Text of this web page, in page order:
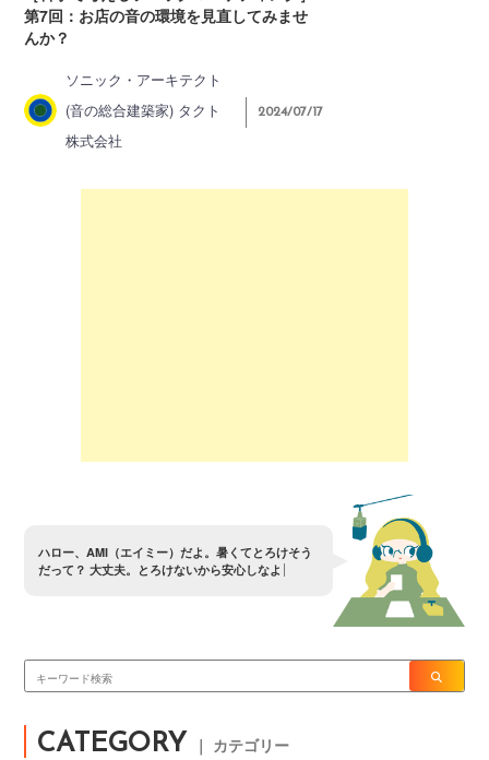
第7回：お店の音の環境を見直してみませ
んか？
ソニック・アーキテクト
(音の総合建築家) タクト
株式会社
2024/07/17
ハロー、 AMI（エイ ミ ー） だよ 。 暑く て と ろけそう
だって ？ 大丈夫。 と ろけないから安心しなよ
CATEGORY ｜ カテゴリー